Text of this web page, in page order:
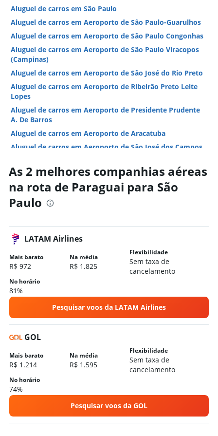
Aluguel de carros em São Paulo
Aluguel de carros em Aeroporto de São Paulo-Guarulhos
Aluguel de carros em Aeroporto de São Paulo Congonhas
Aluguel de carros em Aeroporto de São Paulo Viracopos
(Campinas)
Aluguel de carros em Aeroporto de São José do Rio Preto
Aluguel de carros em Aeroporto de Ribeirão Preto Leite
Lopes
Aluguel de carros em Aeroporto de Presidente Prudente
A. De Barros
Aluguel de carros em Aeroporto de Aracatuba
Aluguel de carros em Aeroporto de São José dos Campos
Aluguel de carros em Aeroporto de Marília Frank Miloye
Milenkowichi
Aluguel de carros em Aeroporto de Araraquara
Hotéis em São Paulo
Hotéis em Guarujá
Hotéis em Ubatuba
Hotéis em Campos do Jordão
Hotéis em Guarulhos
Hotéis em Ilhabela
Hotéis em Bertioga
Hotéis em Santos
Hotéis em São Sebastião
As 2 melhores companhias aéreas
na rota de Paraguai para São
Paulo
LATAM Airlines
Mais barato
R$ 972
Na média
R$ 1.825
Flexibilidade
Sem taxa de
cancelamento
No horário
81%
Pesquisar voos da LATAM Airlines
GOL
Mais barato
R$ 1.214
Na média
R$ 1.595
Flexibilidade
Sem taxa de
cancelamento
No horário
74%
Pesquisar voos da GOL